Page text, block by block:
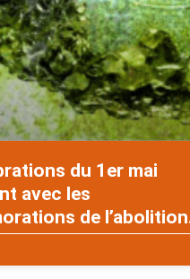
du 1er mai
avec les
de